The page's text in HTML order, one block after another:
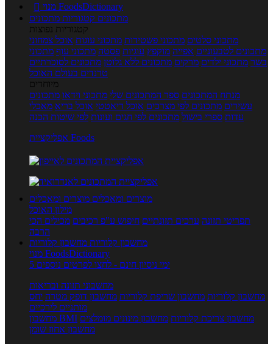

מנוי FoodsDictionary
מתכונים קטגוריות מתכונים
קטגוריות נפוצות
מתכוני סלטים מתכוני פשטידות מתכוני עוגות אוכל צמחוני
מתכונים לטבעוניים אפייה מוקפץ עוגיות פסטה מתכוני עוף מתכוני
בשר מתכוני ילדים מרקים מתכונים ללא גלוטן מתכונים לסוכרתיים
טרנדים בעולם האוכל
מיוחדים
מנתח המתכונים ספר המתכונים שלי מתכוני וידאו מתכונים
עשירים מתכונים לפי מצרכים אוכל דיאטטי אוכל בריא מאכלי
עדות ספרי בישול מתכונים לפי חגים ועונות לפי שיטות הכנה
אפליקציית Foods
מוצרים ומאכלים מוצרים ומאכלים
מילון האוכל
תפריטי תזונה ערכים תזונתיים חיפוש ע"פ רכיבים מכילים הכי
הרבה
מחשבון קלוריות מחשבון קלוריות
מנוי FoodsDictionary
5 ימי ניסיון חינם - לחצו לפרטים נוספים
מחשבוני תזונה ובריאות
מחשבון קלוריות מחשבון שריפת קלוריות מחשבון דופק מטרה יחס
מותניים לירכיים
מחשבון BMI
מחשבון צריכת קלוריות מחשבון מינונים מומלצים
מחשבון אחוז שומן